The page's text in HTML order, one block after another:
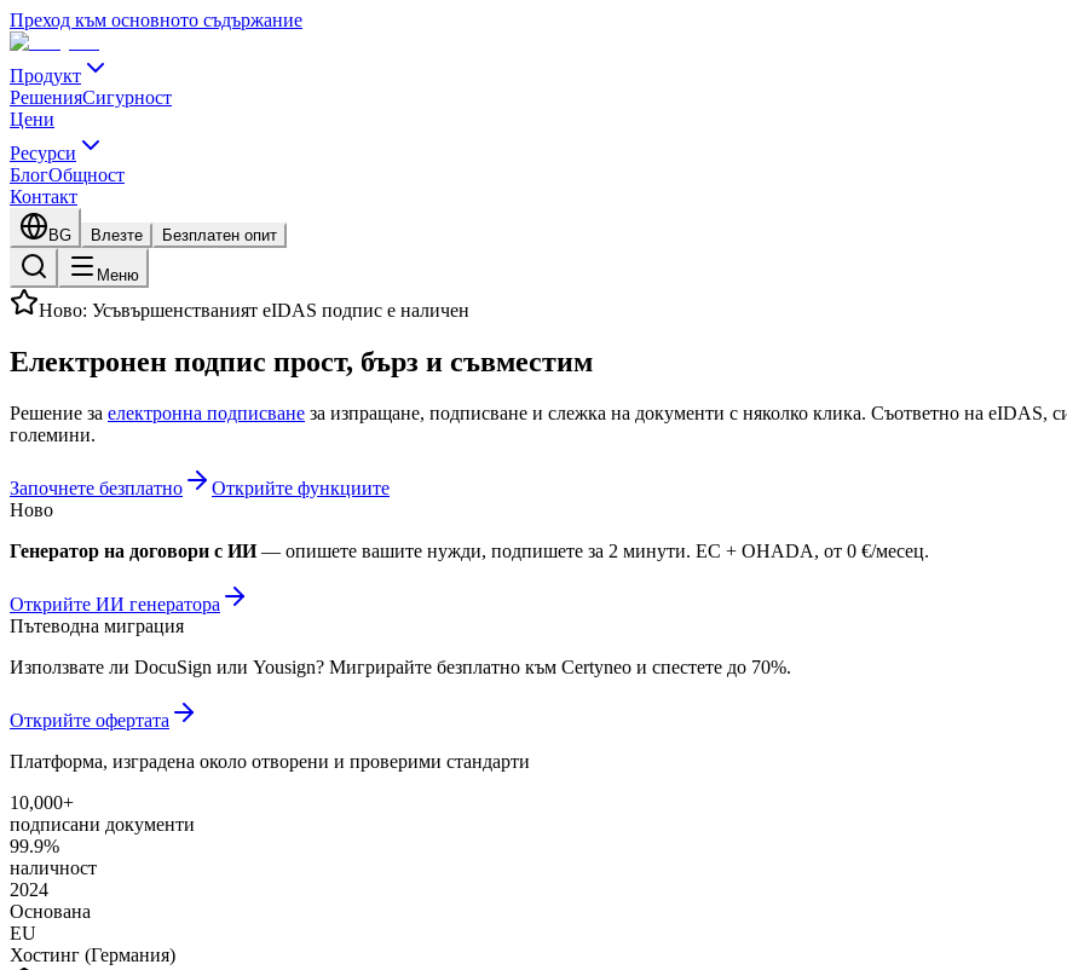
Преход към основното съдържание
Продукт
РешенияСигурност
Цени
Ресурси
БлогОбщност
Контакт
BG Влезте Безплатен опит
Меню
Ново: Усъвършенстваният eIDAS подпис е наличен
Електронен подпис прост, бърз и съвместим
Решение за електронна подписване за изпращане, подписване и слежка на документи с няколко клика. Съответно на eIDAS,
големини.
Започнете безплатно
Открийте функциите
Ново
Генератор на договори с ИИ— опишете вашите нужди, подпишете за 2 минути. ЕС + OHADA, от 0 €/месец.
Открийте ИИ генератора
Пътеводна миграция
Използвате ли DocuSign или Yousign? Мигрирайте безплатно към Certyneo и спестете до 70%.
Открийте офертата
Платформа, изградена около отворени и проверими стандарти
10,000+
подписани документи
99.9%
наличност
2024
Основана
EU
Хостинг (Германия)